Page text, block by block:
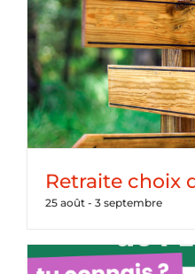
Retraite choix
25 août - 3 septembre